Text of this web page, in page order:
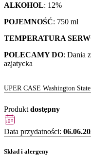
ALKOHOL: 12%
POJEMNOŚĆ: 750 ml
TEMPERATURA
POLECAMY DO: Dania
azjatycka
UPER CASE Washington
Produkt dostępny
Data przydatności:
Skład i alergeny